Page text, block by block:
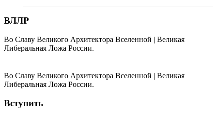
ВЛЛР
Во Славу Великого Архитектора Вселенной | Великая
Либеральная Ложа России.
Во Славу Великого Архитектора Вселенной | Великая
Либеральная Ложа России.
Вступить